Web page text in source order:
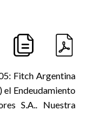
Fitch Argentina
Endeudamiento
S.A.. Nuestra